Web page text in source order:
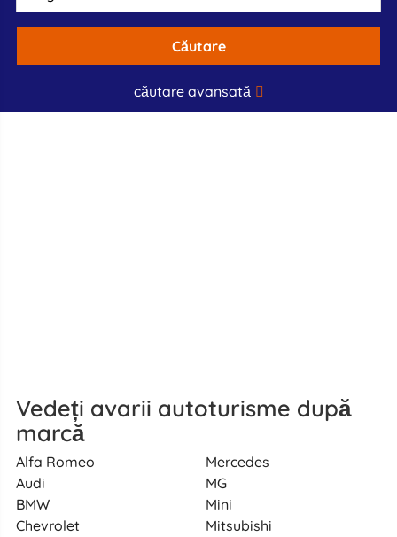
Căutare
căutare avansată
Vedeți avarii autoturisme după
marcă
Alfa Romeo
Audi
BMW
Chevrolet
Mercedes
MG
Mini
Mitsubishi